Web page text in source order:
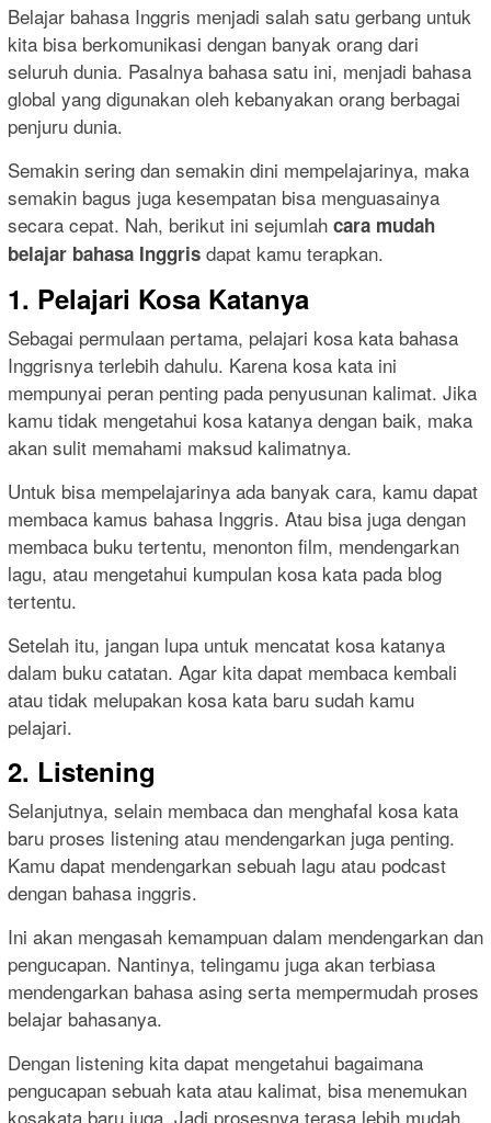
Belajar bahasa Inggris menjadi salah satu gerbang untuk
kita bisa berkomunikasi dengan banyak orang dari
seluruh dunia. Pasalnya bahasa satu ini, menjadi bahasa
global yang digunakan oleh kebanyakan orang berbagai
penjuru dunia.
Semakin sering dan semakin dini mempelajarinya, maka
semakin bagus juga kesempatan bisa menguasainya
secara cepat. Nah, berikut ini sejumlah cara mudah
belajar bahasa Inggris dapat kamu terapkan.
1. Pelajari Kosa Katanya
Sebagai permulaan pertama, pelajari kosa kata bahasa
Inggrisnya terlebih dahulu. Karena kosa kata ini
mempunyai peran penting pada penyusunan kalimat. Jika
kamu tidak mengetahui kosa katanya dengan baik, maka
akan sulit memahami maksud kalimatnya.
Untuk bisa mempelajarinya ada banyak cara, kamu dapat
membaca kamus bahasa Inggris. Atau bisa juga dengan
membaca buku tertentu, menonton film, mendengarkan
lagu, atau mengetahui kumpulan kosa kata pada blog
tertentu.
Setelah itu, jangan lupa untuk mencatat kosa katanya
dalam buku catatan. Agar kita dapat membaca kembali
atau tidak melupakan kosa kata baru sudah kamu
pelajari.
2. Listening
Selanjutnya, selain membaca dan menghafal kosa kata
baru proses listening atau mendengarkan juga penting.
Kamu dapat mendengarkan sebuah lagu atau podcast
dengan bahasa inggris.
Ini akan mengasah kemampuan dalam mendengarkan dan
pengucapan. Nantinya, telingamu juga akan terbiasa
mendengarkan bahasa asing serta mempermudah proses
belajar bahasanya.
Dengan listening kita dapat mengetahui bagaimana
pengucapan sebuah kata atau kalimat, bisa menemukan
kosakata baru juga. Jadi prosesnya terasa lebih mudah